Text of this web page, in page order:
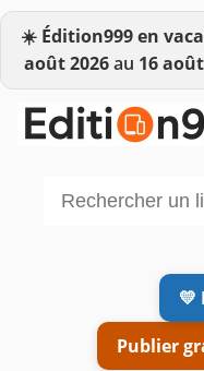
☀️ Édition999 en
août 2026au 16
💛
Publier